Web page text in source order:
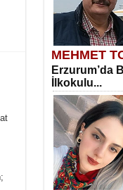
MEHMET
Erzurum’da
İlkokulu...